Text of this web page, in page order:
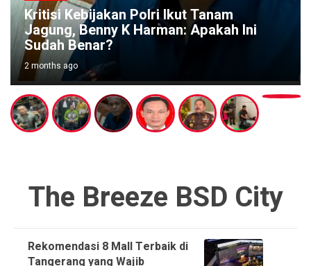
Kritisi Kebijakan Polri Ikut Tanam
Jagung, Benny K Harman: Apakah Ini
Sudah Benar?
2 months ago
The Breeze BSD City
Rekomendasi 8 Mall Terbaik di
Tangerang yang Wajib